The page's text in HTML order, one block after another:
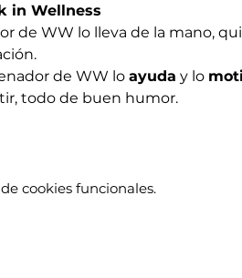
in Wellness
de WW lo ayuda y lo
todo de buen humor.
cookies funcionales.